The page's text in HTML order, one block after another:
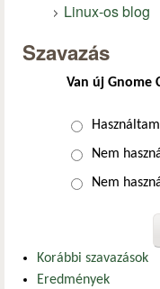
Linux-os blog
Szavazás
Van új Gnome
Választások
Nem
Nem
Korábbi szavazások
Eredmények